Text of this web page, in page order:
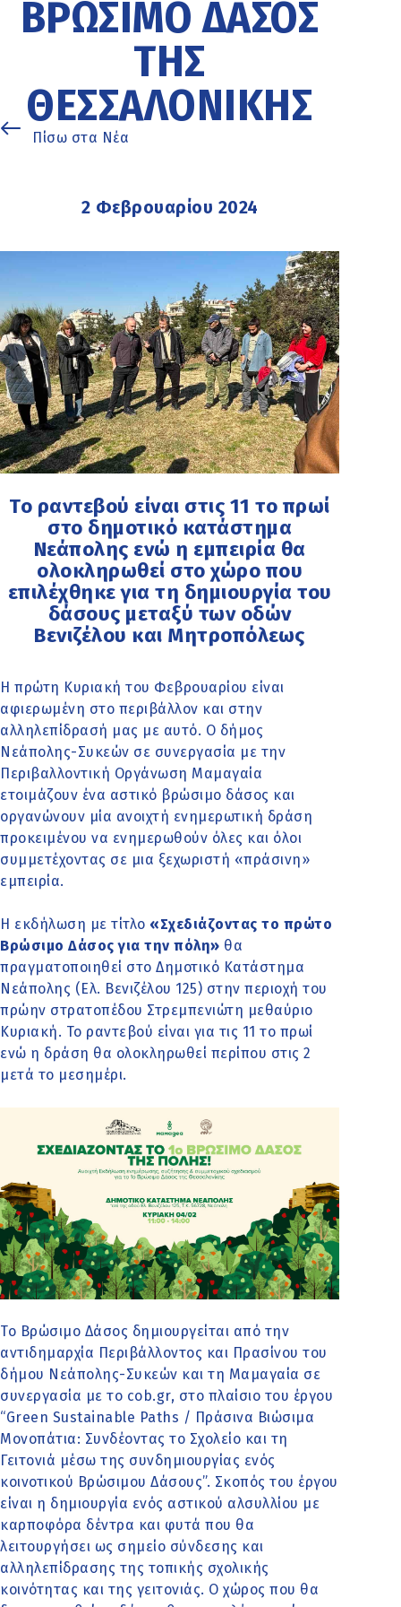
ΒΡΏΣΙΜΟ ΔΆΣΟΣ
ΤΗΣ
ΘΕΣΣΑΛΟΝΊΚΗΣ
Πίσω στα Νέα
2 Φεβρουαρίου 2024
Το ραντεβού είναι στις 11 το πρωί
στο δημοτικό κατάστημα
Νεάπολης ενώ η εμπειρία θα
ολοκληρωθεί στο χώρο που
επιλέχθηκε για τη δημιουργία του
δάσους μεταξύ των οδών
Βενιζέλου και Μητροπόλεως
Η πρώτη Κυριακή του Φεβρουαρίου είναι
αφιερωμένη στο περιβάλλον και στην
αλληλεπίδρασή μας με αυτό. Ο δήμος
Νεάπολης-Συκεών σε συνεργασία με την
Περιβαλλοντική Οργάνωση Μαμαγαία
ετοιμάζουν ένα αστικό βρώσιμο δάσος και
οργανώνουν μία ανοιχτή ενημερωτική δράση
προκειμένου να ενημερωθούν όλες και όλοι
συμμετέχοντας σε μια ξεχωριστή «πράσινη»
εμπειρία.
Η εκδήλωση με τίτλο «Σχεδιάζοντας το πρώτο
Βρώσιμο Δάσος για την πόλη» θα
πραγματοποιηθεί στο Δημοτικό Κατάστημα
Νεάπολης (Ελ. Βενιζέλου 125) στην περιοχή του
πρώην στρατοπέδου Στρεμπενιώτη μεθαύριο
Κυριακή. Το ραντεβού είναι για τις 11 το πρωί
ενώ η δράση θα ολοκληρωθεί περίπου στις 2
μετά το μεσημέρι.
Το Βρώσιμο Δάσος δημιουργείται από την
αντιδημαρχία Περιβάλλοντος και Πρασίνου του
δήμου Νεάπολης-Συκεών και τη Μαμαγαία σε
συνεργασία με το cob.gr, στο πλαίσιο του έργου
“Green Sustainable Paths / Πράσινα Βιώσιμα
Μονοπάτια: Συνδέοντας το Σχολείο και τη
Γειτονιά μέσω της συνδημιουργίας ενός
κοινοτικού Βρώσιμου Δάσους”. Σκοπός του έργου
είναι η δημιουργία ενός αστικού αλσυλλίου με
καρποφόρα δέντρα και φυτά που θα
λειτουργήσει ως σημείο σύνδεσης και
αλληλεπίδρασης της τοπικής σχολικής
κοινότητας και της γειτονιάς. Ο χώρος που θα